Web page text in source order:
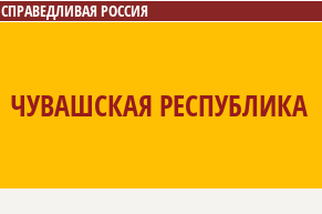
СПРАВЕДЛИВАЯ РОССИЯ
ЧУВАШСКАЯ РЕСПУБЛИКА